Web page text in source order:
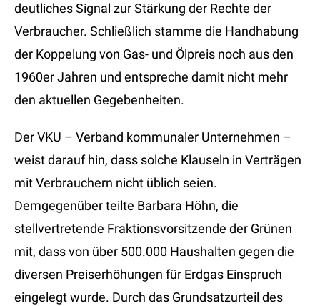
deutliches Signal zur Stärkung der Rechte der
Verbraucher. Schließlich stamme die Handhabung
der Koppelung von Gas- und Ölpreis noch aus den
1960er Jahren und entspreche damit nicht mehr
den aktuellen Gegebenheiten.
Der VKU – Verband kommunaler Unternehmen –
weist darauf hin, dass solche Klauseln in Verträgen
mit Verbrauchern nicht üblich seien.
Demgegenüber teilte Barbara Höhn, die
stellvertretende Fraktionsvorsitzende der Grünen
mit, dass von über 500.000 Haushalten gegen die
diversen Preiserhöhungen für Erdgas Einspruch
eingelegt wurde. Durch das Grundsatzurteil des